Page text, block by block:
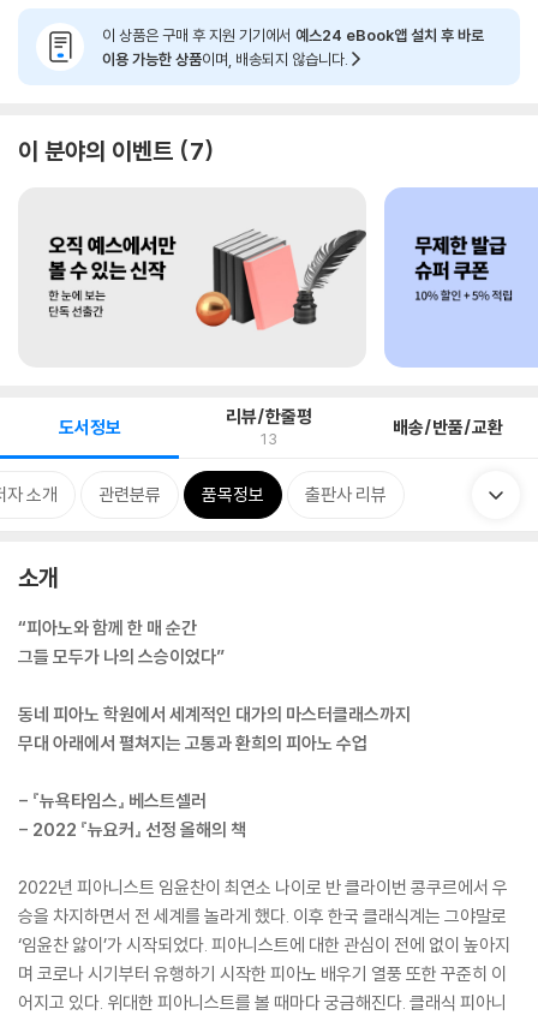
이 상품은 구매 후 지원 기기에서 예스24 eBook앱 설치 후 바로
이용 가능한 상품이며, 배송되지 않습니다.
이 분야의 이벤트 7
도서정보 리뷰/한줄평
13 배송/반품/교환
자 소개 관련분류 품목정보 출판사 리뷰
소개
“피아노와 함께 한 매 순간
그들 모두가 나의 스승이었다”
동네 피아노 학원에서 세계적인 대가의 마스터클래스까지
무대 아래에서 펼쳐지는 고통과 환희의 피아노 수업
- 『뉴욕타임스』 베스트셀러
- 2022 『뉴요커』 선정 올해의 책
2022년 피아니스트 임윤찬이 최연소 나이로 반 클라이번 콩쿠르에서 우
승을 차지하면서 전 세계를 놀라게 했다. 이후 한국 클래식계는 그야말로
‘임윤찬 앓이’가 시작되었다. 피아니스트에 대한 관심이 전에 없이 높아지
며 코로나 시기부터 유행하기 시작한 피아노 배우기 열풍 또한 꾸준히 이
어지고 있다. 위대한 피아니스트를 볼 때마다 궁금해진다. 클래식 피아니